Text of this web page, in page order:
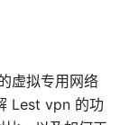
虚拟专用网络
Lest vpn 的功